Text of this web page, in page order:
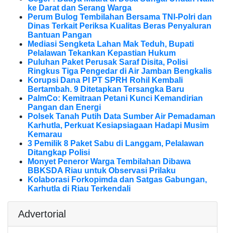
ke Darat dan Serang Warga
Perum Bulog Tembilahan Bersama TNI-Polri dan
Dinas Terkait Periksa Kualitas Beras Penyaluran
Bantuan Pangan
Mediasi Sengketa Lahan Mak Teduh, Bupati
Pelalawan Tekankan Kepastian Hukum
Puluhan Paket Perusak Saraf Disita, Polisi
Ringkus Tiga Pengedar di Air Jamban Bengkalis
Korupsi Dana PI PT SPRH Rohil Kembali
Bertambah. 9 Ditetapkan Tersangka Baru
PalmCo: Kemitraan Petani Kunci Kemandirian
Pangan dan Energi
Polsek Tanah Putih Data Sumber Air Pemadaman
Karhutla, Perkuat Kesiapsiagaan Hadapi Musim
Kemarau
3 Pemilik 8 Paket Sabu di Langgam, Pelalawan
Ditangkap Polisi
Monyet Peneror Warga Tembilahan Dibawa
BBKSDA Riau untuk Observasi Prilaku
Kolaborasi Forkopimda dan Satgas Gabungan,
Karhutla di Riau Terkendali
Advertorial